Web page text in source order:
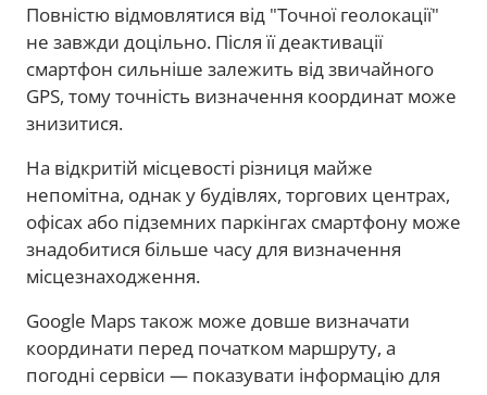
Повністю відмовлятися від "Точної геолокації"
не завжди доцільно. Після її деактивації
смартфон сильніше залежить від звичайного
GPS, тому точність визначення координат може
знизитися.
На відкритій місцевості різниця майже
непомітна, однак у будівлях, торгових центрах,
офісах або підземних паркінгах смартфону може
знадобитися більше часу для визначення
місцезнаходження.
Google Maps також може довше визначати
координати перед початком маршруту, а
погодні сервіси — показувати інформацію для